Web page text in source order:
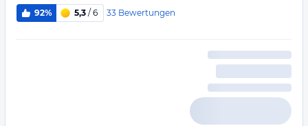
92% 5,3 / 6 33 Bewertungen